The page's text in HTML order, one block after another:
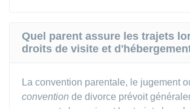
Quel parent assure les trajets
droits de visite et
La convention parentale, le jugement
convention de divorce prévoit